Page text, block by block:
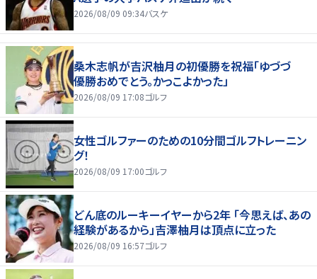
2026/08/09 09:34バスケ
桑木志帆が吉沢柚月の初優勝を祝福「ゆづづ
優勝おめでとう。かっこよかった」
2026/08/09 17:08ゴルフ
女性ゴルファーのための10分間ゴルフトレーニン
グ！
2026/08/09 17:00ゴルフ
どん底のルーキーイヤーから2年 「今思えば、あの
経験があるから」吉澤柚月は頂点に立った
2026/08/09 16:57ゴルフ